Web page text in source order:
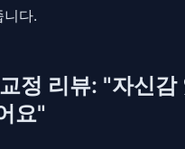
다.
정 리뷰: "자신감
요"